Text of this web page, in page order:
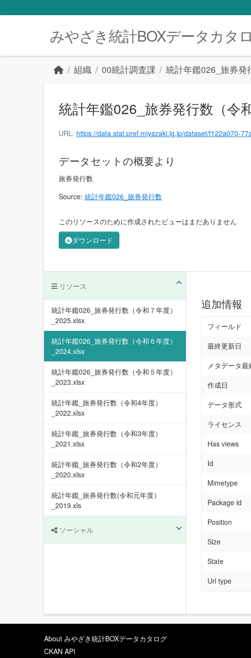
みやざき統計BOXデータカタ
組織 00統計調査課 統計年鑑026_旅券発
ダウンロード
統計年鑑026_旅券発行数（令
URL: https://data.stat.pref.miyazaki.lg.jp/dataset/f122a070-
データセットの概要より
旅券発行数
Source: 統計年鑑026_旅券発行数
このリソースのために作成されたビューはまだありません
リソース
統計年鑑026_旅券発行数（令和７年度）
_2025.xlsx
統計年鑑026_旅券発行数（令和６年度）
_2024.xlsx
統計年鑑026_旅券発行数（令和５年度）
_2023.xlsx
統計年鑑_旅券発行数（令和4年度）
_2022.xlsx
統計年鑑_旅券発行数（令和3年度）
_2021.xlsx
統計年鑑_旅券発行数（令和2年度）
_2020.xlsx
統計年鑑_旅券発行数(令和元年度）
_2019.xls
ソーシャル
追加情報
フィールド
最終更新日
メタデータ
作成日
データ形式
ライセンス
Has views
Id
Mimetype
Package id
Position
Size
State
Url type
About みやざき統計BOXデータカタログ
CKAN API